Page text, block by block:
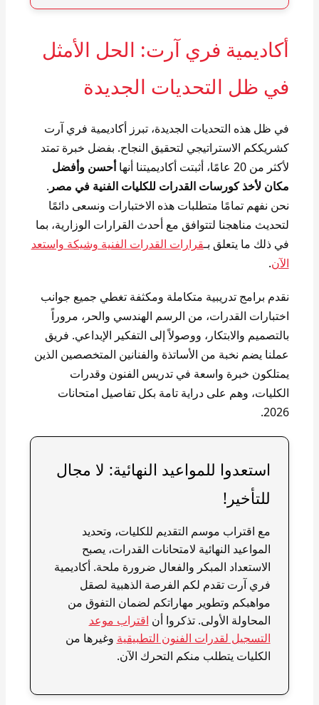
أكاديمية فري آرت: الحل الأمثل
في ظل التحديات الجديدة
في ظل هذه التحديات الجديدة، تبرز أكاديمية فري آرت
كشريككم الاستراتيجي لتحقيق النجاح. بفضل خبرة تمتد
لأكثر من 20 عامًا، أثبتت أكاديميتنا أنها
أحسن وأفضل
مكان لأخذ كورسات القدرات للكليات الفنية في مصر .
نحن نفهم تمامًا متطلبات هذه الاختبارات ونسعى دائمًا
لتحديث مناهجنا لتتوافق مع أحدث القرارات الوزارية، بما
في ذلك ما يتعلق بـقرارات القدرات الفنية وشيكة واستعد
الآن.
نقدم برامج تدريبية متكاملة ومكثفة تغطي جميع جوانب
اختبارات القدرات، من الرسم الهندسي والحر، مروراً
بالتصميم والابتكار، ووصولاً إلى التفكير الإبداعي. فريق
عملنا يضم نخبة من الأساتذة والفنانين المتخصصين الذين
يمتلكون خبرة واسعة في تدريس الفنون وقدرات
الكليات، وهم على دراية تامة بكل تفاصيل امتحانات
2026.
استعدوا للمواعيد النهائية: لا مجال
للتأخير!
مع اقتراب موسم التقديم للكليات، وتحديد
المواعيد النهائية لامتحانات القدرات، يصبح
الاستعداد المبكر والفعال ضرورة ملحة. أكاديمية
فري آرت تقدم لكم الفرصة الذهبية لصقل
مواهبكم وتطوير مهاراتكم لضمان التفوق من
المحاولة الأولى. تذكروا أن اقتراب موعد
التسجيل لقدرات الفنون التطبيقية وغيرها من
الكليات يتطلب منكم التحرك الآن.